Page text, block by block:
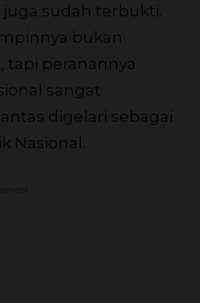
sudah terbukti.
bukan
tapi peranannya
sangat
digelari sebagai
Nasional.